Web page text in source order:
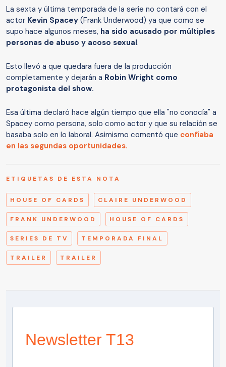
La sexta y última temporada de la serie no contará con el
actor Kevin Spacey (Frank Underwood) ya que como se
supo hace algunos meses, ha sido acusado por múltiples
personas de abuso y acoso sexual.
Esto llevó a que quedara fuera de la producción
completamente y dejarán a Robin Wright como
protagonista del show.
Esa última declaró hace algún tiempo que ella "no conocía" a
Spacey como persona, solo como actor y que su relación se
basaba solo en lo laboral. Asimismo comentó que confíaba
en las segundas oportunidades.
ETIQUETAS DE ESTA NOTA
HOUSE OF CARDS CLAIRE UNDERWOOD
FRANK UNDERWOOD HOUSE OF CARDS
SERIES DE TV TEMPORADA FINAL
TRAILER TRAILER
Newsletter T13